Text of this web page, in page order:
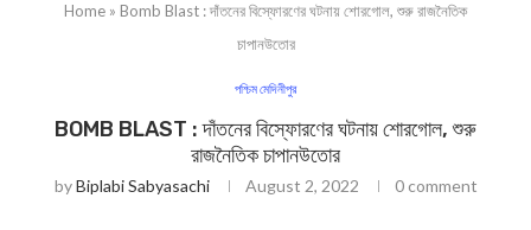
Home » Bomb Blast : দাঁতনের বিস্ফোরণের ঘটনায় শোরগোল, শুরু রাজনৈতিক
চাপানউতোর
পশ্চিম মেদিনীপুর
BOMB BLAST : দাঁতনের বিস্ফোরণের ঘটনায় শোরগোল, শুরু
রাজনৈতিক চাপানউতোর
byBiplabi Sabyasachi August 2, 2022 0 comment